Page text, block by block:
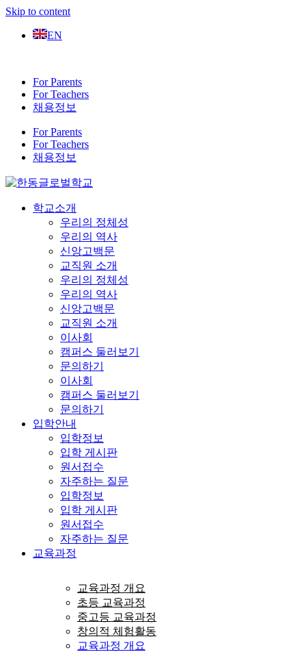
Skip to content
EN
For Parents
For Teachers
채용정보
For Parents
For Teachers
채용정보
학교소개
우리의 정체성
우리의 역사
신앙고백문
교직원 소개
우리의 정체성
우리의 역사
신앙고백문
교직원 소개
이사회
캠퍼스 둘러보기
문의하기
이사회
캠퍼스 둘러보기
문의하기
입학안내
입학정보
입학 게시판
원서접수
자주하는 질문
입학정보
입학 게시판
원서접수
자주하는 질문
교육과정
교육과정 개요
초등 교육과정
중고등 교육과정
창의적 체험활동
교육과정 개요